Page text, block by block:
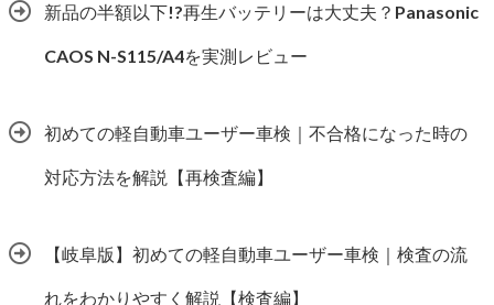
新品の半額以下!?再生バッテリーは大丈夫？Panasonic
CAOS N-S115/A4を実測レビュー
初めての軽自動車ユーザー車検｜不合格になった時の
対応方法を解説【再検査編】
【岐阜版】初めての軽自動車ユーザー車検｜検査の流
れをわかりやすく解説【検査編】